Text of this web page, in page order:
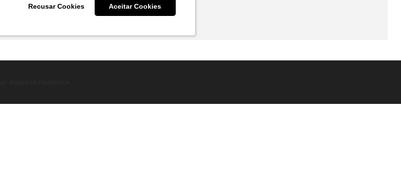
Recusar Cookies Aceitar Cookies
Percepção da Sua Marca